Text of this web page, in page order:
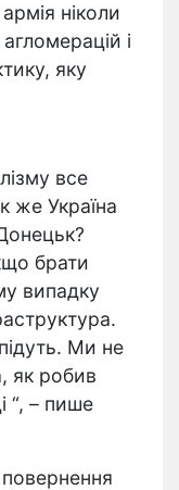
ніколи
і
яку
все
же Україна
брати
випадку
Ми не
як робив
“, – пише